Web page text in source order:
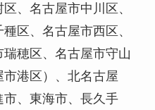
、名古屋市中川区、
区、名古屋市西区、
穂区、名古屋市守山
港区）、北名古屋
、東海市、長久手